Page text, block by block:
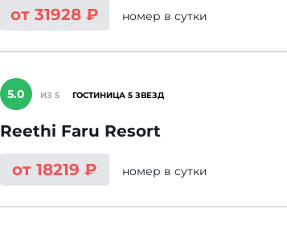
от 31928 ₽
номер в сутки
5.0 ИЗ 5 ГОСТИНИЦА 5 ЗВЕЗД
Reethi Faru Resort
от 18219 ₽
номер в сутки